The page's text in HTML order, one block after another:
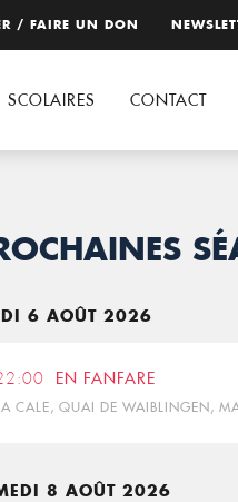
/ FAIRE UN DON
SCOLAIRES CONTACT
6 AOÛT 2026
EN FANFARE
CALE, QUAI DE WAIBLINGEN,
8 AOÛT 2026